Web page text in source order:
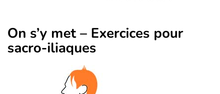
On s’y met – Exercices pour
sacro-iliaques